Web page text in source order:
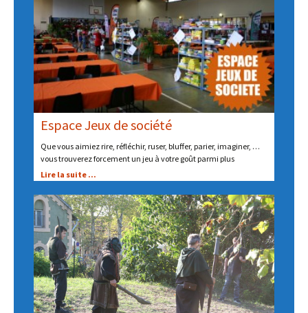
Espace Jeux de société
Que vous aimiez rire, réfléchir, ruser, bluffer, parier, imaginer, …
vous trouverez forcement un jeu à votre goût parmi plus
Lire la suite ...